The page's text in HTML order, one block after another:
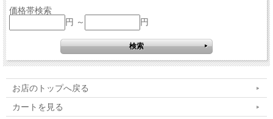
価格帯検索
円 ～
円
お店のトップへ戻る
カートを見る